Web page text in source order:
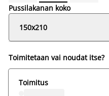
Pussilakanan koko
150x210
Toimitetaan vai noudat itse?
Toimitus